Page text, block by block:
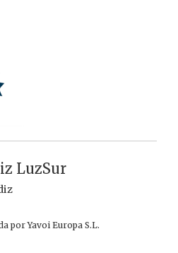
LuzSur
por Yavoi Europa S.L.